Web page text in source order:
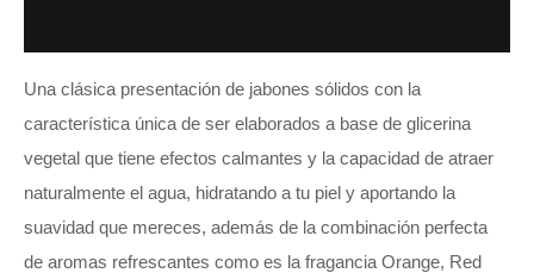
Una clásica presentación de jabones sólidos con la
característica única de ser elaborados a base de glicerina
vegetal que tiene efectos calmantes y la capacidad de atraer
naturalmente el agua, hidratando a tu piel y aportando la
suavidad que mereces, además de la combinación perfecta
de aromas refrescantes como es la fragancia Orange, Red